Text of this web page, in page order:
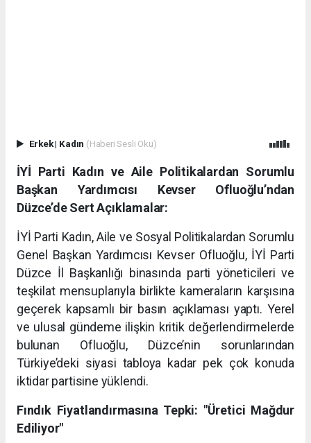
Erkek| Kadın (Haberi Sesli Oku)
İYİ Parti Kadın ve Aile Politikalardan Sorumlu
Başkan Yardımcısı Kevser Ofluoğlu’ndan
Düzce’de Sert Açıklamalar:
İYİ Parti Kadın, Aile ve Sosyal Politikalardan Sorumlu
Genel Başkan Yardımcısı Kevser Ofluoğlu, İYİ Parti
Düzce İl Başkanlığı binasında parti yöneticileri ve
teşkilat mensuplarıyla birlikte kameraların karşısına
geçerek kapsamlı bir basın açıklaması yaptı. Yerel
ve ulusal gündeme ilişkin kritik değerlendirmelerde
bulunan Ofluoğlu, Düzce’nin sorunlarından
Türkiye’deki siyasi tabloya kadar pek çok konuda
iktidar partisine yüklendi.
Fındık Fiyatlandırmasına Tepki: "Üretici Mağdur
Ediliyor"